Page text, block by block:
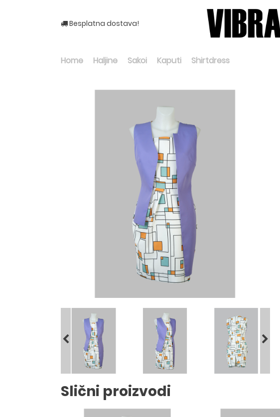
Besplatna dostava!
Home Haljine Sakoi Kaputi Shirtdress
Slični proizvodi